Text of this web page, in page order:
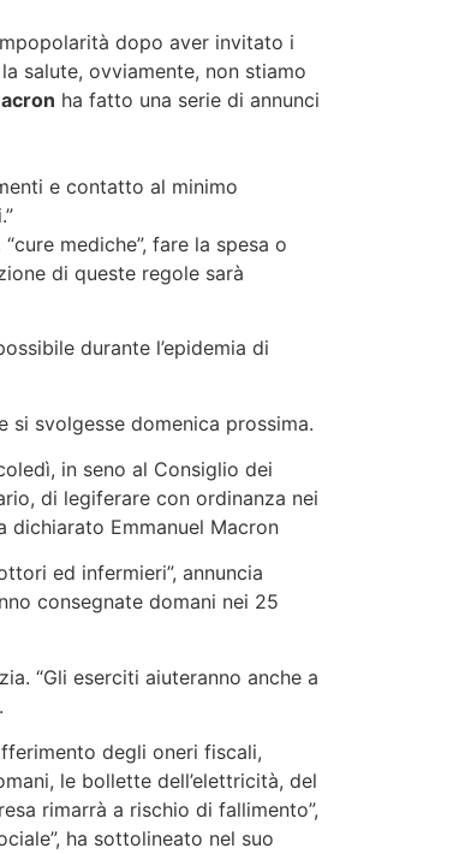
dopo aver invitato i
salute, ovviamente, non stiamo
ha fatto una serie di annunci
e contatto al minimo
mediche”, fare la spesa o
di queste regole sarà
durante l’epidemia di
si svolgesse domenica prossima.
in seno al Consiglio dei
di legiferare con ordinanza nei
dichiarato Emmanuel Macron
ed infermieri”, annuncia
consegnate domani nei 25
“Gli eserciti aiuteranno anche a
degli oneri fiscali,
le bollette dell’elettricità, del
rimarrà a rischio di fallimento”,
ha sottolineato nel suo